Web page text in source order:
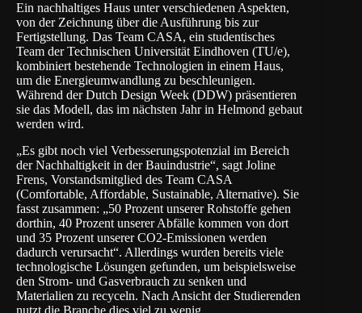
Ein nachhaltiges Haus unter verschiedenen Aspekten,
von der Zeichnung über die Ausführung bis zur
Fertigstellung. Das Team CASA, ein studentisches
Team derTechnischen Universität Eindhoven (TU/e),
kombiniert bestehende Technologien in einem Haus,
um die Energieumwandlung zu beschleunigen.
Während derDutch Design Week (DDW) präsentieren
sie das Modell, das im nächsten Jahr in Helmond gebaut
werden wird.
„Es gibt noch viel Verbesserungspotenzial im Bereich
der Nachhaltigkeit in der Bauindustrie“, sagt Joline
Frens, Vorstandsmitglied des Team CASA
(Comfortable, Affordable, Sustainable, Alternative). Sie
fasst zusammen: „50 Prozent unserer Rohstoffe gehen
dorthin, 40 Prozent unserer Abfälle kommen von dort
und 35 Prozent unserer CO2-Emissionen werden
dadurch verursacht“. Allerdings wurden bereits viele
technologische Lösungen gefunden, um beispielsweise
den Strom- und Gasverbrauch zu senken und
Materialien zu recyceln. Nach Ansicht der Studierenden
nutzt die Branche dies viel zu wenig.